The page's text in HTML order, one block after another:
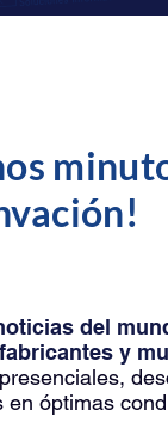
del
y
en óptimas